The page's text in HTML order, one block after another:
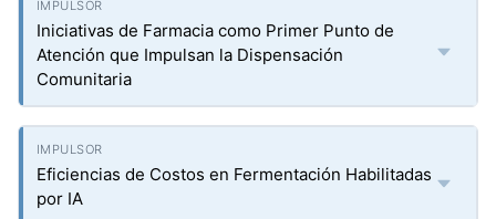
Iniciativas de Farmacia como Primer Punto de
Atención que Impulsan la Dispensación
Comunitaria
Eficiencias de Costos en Fermentación Habilitadas
por IA